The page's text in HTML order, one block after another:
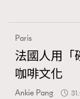
Paris
法國人用「
咖啡文化
Ankie Pang